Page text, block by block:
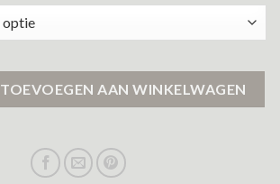
TOEVOEGEN AAN WINKELWAGEN